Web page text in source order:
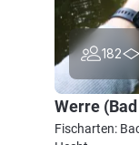
182
Werre
Fischarten: